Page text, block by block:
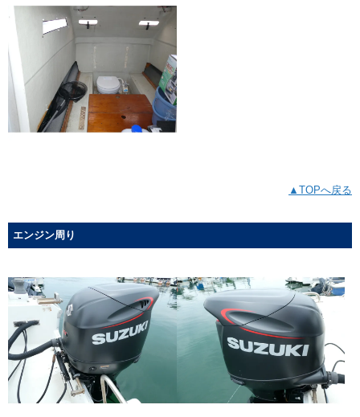
▲TOPへ戻る
エンジン周り